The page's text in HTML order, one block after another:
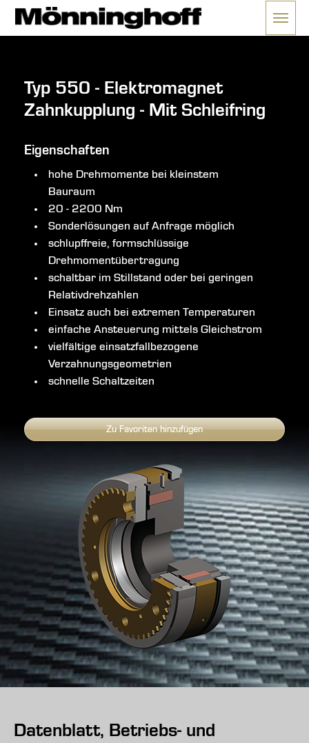
Menü
Typ 550 - Elektromagnet
Zahnkupplung - Mit Schleifring
Eigenschaften
hohe Drehmomente bei kleinstem
Bauraum
20 - 2200 Nm
Sonderlösungen auf Anfrage möglich
schlupffreie, formschlüssige
Drehmomentübertragung
schaltbar im Stillstand oder bei geringen
Relativdrehzahlen
Einsatz auch bei extremen Temperaturen
einfache Ansteuerung mittels Gleichstrom
vielfältige einsatzfallbezogene
Verzahnungsgeometrien
schnelle Schaltzeiten
Zu Favoriten hinzufügen
Datenblatt, Betriebs- und